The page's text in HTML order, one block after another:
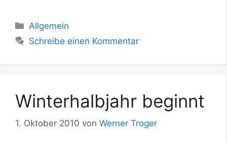
Kategorien
Allgemein
Schreibe einen Kommentar
Winterhalbjahr beginnt
1. Oktober 2010 von Werner Troger